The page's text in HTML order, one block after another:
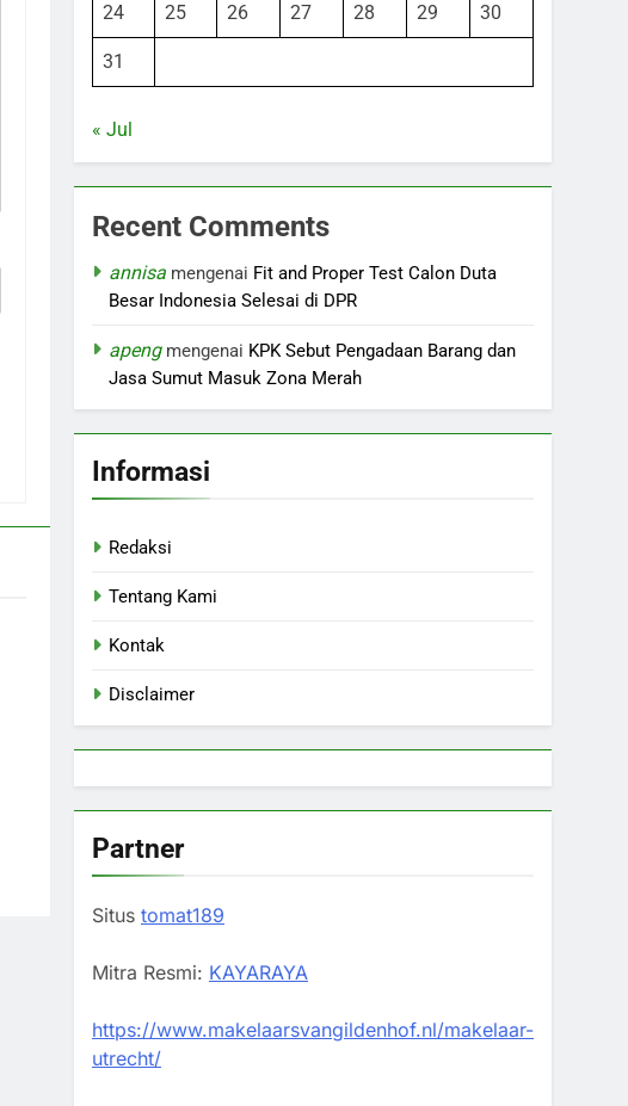
24 25 26 27 28 29 30
31
« Jul
Recent Comments
annisa mengenai Fit and Proper Test Calon Duta
Besar Indonesia Selesai di DPR
apengmengenai KPK Sebut Pengadaan Barang dan
Jasa Sumut Masuk Zona Merah
Informasi
Redaksi
Tentang Kami
Kontak
Disclaimer
Partner
Situs tomat189
Mitra Resmi: KAYARAYA
https://www.makelaarsvangildenhof.nl/makelaar-
utrecht/